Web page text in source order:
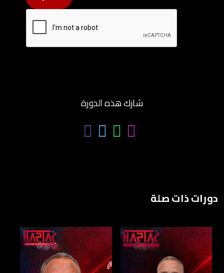
شارك هذه الدورة
دورات ذات صلة
AED 8000